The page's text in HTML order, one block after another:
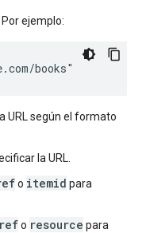
Por ejemplo:
books"
URL según el formato
la URL.
o itemid para
o resource para